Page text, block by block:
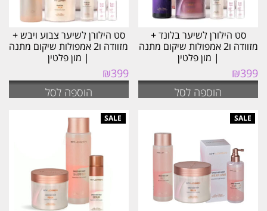
סט הילורן לשיער בלונד +
מזוודה ו2 אמפולות שיקום מתנה
| מון פלטין
₪399
הוספה לסל
סט הילורן לשיער צבוע ויבש +
מזוודה ו2 אמפולות שיקום מתנה
| מון פלטין
₪399
הוספה לסל